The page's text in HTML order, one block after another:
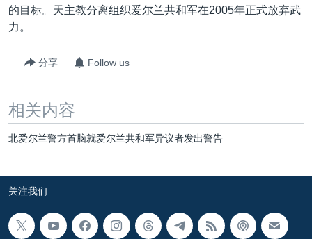
全球议题
环境
美国建国250周年
埃博拉疫情
美国之音专访
重要讲话与声明
台海两岸关系
南中国海争端
关注我们
其他语言网站
的目标。天主教分离组织爱尔兰共和军在2005年正式放弃武
力。
分享 Follow us
相关内容
北爱尔兰警方首脑就爱尔兰共和军异议者发出警告
关注我们